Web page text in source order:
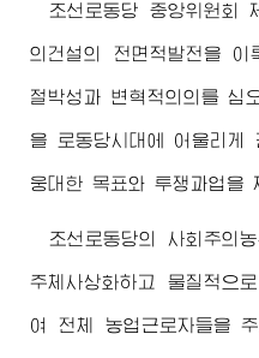
조선로동당 중앙위원회
의건설의 전면적발전을 이
절박성과 변혁적의의를 심
을 로동당시대에 어울리게
웅대한 목표와 투쟁과업을
조선로동당의 사회주의
주체사상화하고 물질적으
여 전체 농업근로자들을